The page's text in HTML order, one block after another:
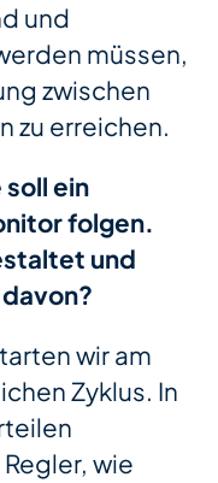
und
müssen,
zwischen
zu erreichen.
ein
folgen.
und
wir am
Zyklus. In
wie